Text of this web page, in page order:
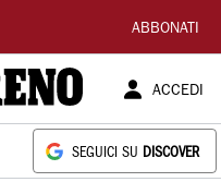
ABBONATI
ACCEDI
SEGUICI SU DISCOVER